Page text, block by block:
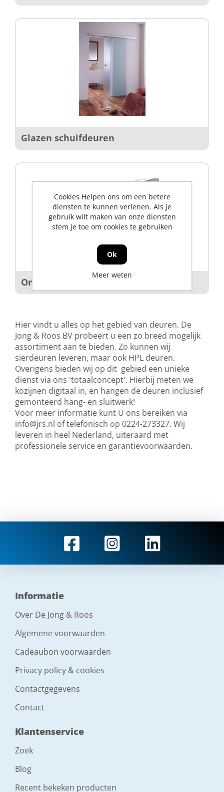
Glazen schuifdeuren
Onderdelen
Hier vindt u alles op het gebied van deuren. De
Jong & Roos BV probeert u een zo breed mogelijk
assortiment aan te bieden. Zo kunnen wij
sierdeuren leveren, maar ook HPL deuren.
Overigens bieden wij op dit gebied een unieke
dienst via ons 'totaalconcept'. Hierbij meten we
kozijnen digitaal in, en hangen de deuren inclusief
gemonteerd hang- en sluitwerk!
Voor meer informatie kunt U ons bereiken via
info@jrs.nl of telefonisch op 0224-273327. Wij
leveren in heel Nederland, uiteraard met
professionele service en garantievoorwaarden.
Informatie
Over De Jong & Roos
Algemene voorwaarden
Cadeaubon voorwaarden
Privacy policy & cookies
Contactgegevens
Contact
Klantenservice
Zoek
Blog
Recent bekeken producten
Cookies Helpen ons om een betere
diensten te kunnen verlenen. Als je
gebruik wilt maken van onze diensten
stem je toe om cookies te gebruiken
Ok
Meer weten